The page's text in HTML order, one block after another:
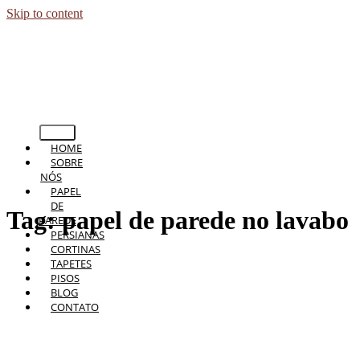
Skip to content
HOME
SOBRE
NÓS
PAPEL
DE
PAREDE
PERSIANAS
CORTINAS
TAPETES
PISOS
BLOG
CONTATO
Tag:papel de parede no lavabo